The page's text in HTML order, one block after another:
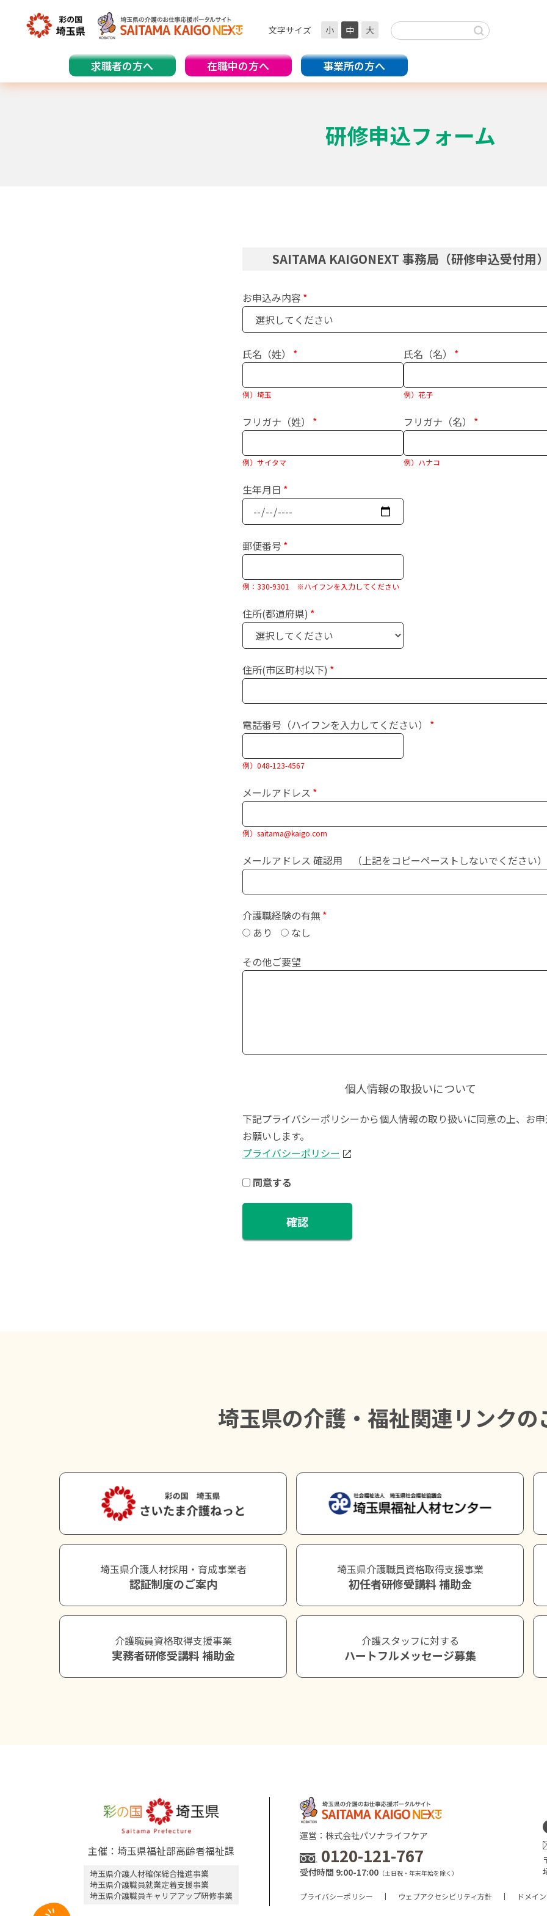
求職者の方へ 在職中の方へ 事業所の方へ
文字サイズ 小 中 大
研修申込フォーム
SAITAMA KAIGONEXT 事務局（研修申込受付用
お申込み内容
氏名（姓）
例）埼玉
氏名（名）
例）花子
フリガナ（姓）
例）サイタマ
フリガナ（名）
例）ハナコ
生年月日
郵便番号
例：330-9301 ※ハイフンを入力してください
住所(都道府県)
住所(市区町村以下)
電話番号（ハイフンを入力してください）
例）048-123-4567
メールアドレス
例）saitama@kaigo.com
メールアドレス 確認用 （上記をコピーペーストしないでください）
介護職経験の有無
あり
なし
その他ご要望
個人情報の取扱いについて
下記プライバシーポリシーから個人情報の取り扱いに同意の上、お
お願いします。
プライバシーポリシー
同意する
埼玉県の介護・福祉関連リンクの
埼玉県介護人材採用・育成事業者
認証制度のご案内
埼玉県介護職員資格取得支援事業
初任者研修受講料 補助金
介護職員資格取得支援事業
実務者研修受講料 補助金
介護スタッフに対する
ハートフルメッセージ募集
主催：埼玉県福祉部高齢者福祉課
埼玉県介護人材確保総合推進事業
埼玉県介護職員就業定着支援事業
埼玉県介護職員キャリアアップ研修事業
運営：株式会社パソナライフケア
0120-121-767
受付時間 9:00-17:00 （土日祝・年末年始を除く）
プライバシーポリシー ウェブアクセシビリティ方針 ドメイ